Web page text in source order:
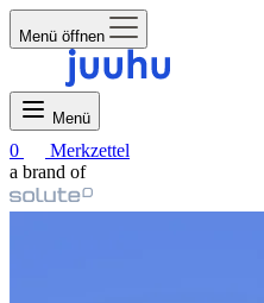
Menü öffnen
Menü
0
Merkzettel
a brand of